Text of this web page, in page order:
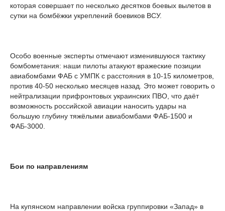
которая совершает по несколько десятков боевых вылетов в
сутки на бомбёжки укреплений боевиков ВСУ.
Особо военные эксперты отмечают изменившуюся тактику
бомбометания: наши пилоты атакуют вражеские позиции
авиабомбами ФАБ с УМПК с расстояния в 10-15 километров,
против 40-50 несколько месяцев назад. Это может говорить о
нейтрализации прифронтовых украинских ПВО, что даёт
возможность российской авиации наносить удары на
большую глубину тяжёлыми авиабомбами ФАБ-1500 и
ФАБ-3000.
Бои по направлениям
На купянском направлении войска группировки «Запад» в